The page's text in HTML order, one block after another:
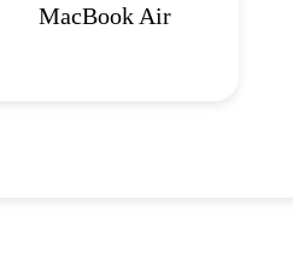
MacBook Air